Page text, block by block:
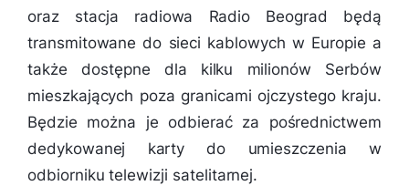
oraz stacja radiowa Radio Beograd będą
transmitowane do sieci kablowych w Europie a
także dostępne dla kilku milionów Serbów
mieszkających poza granicami ojczystego kraju.
Będzie można je odbierać za pośrednictwem
dedykowanej karty do umieszczenia w
odbiorniku telewizji satelitarnej.